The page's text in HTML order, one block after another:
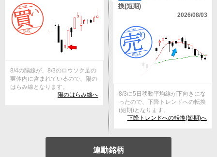
8/4の陽線が、8/3のロウソク足の
実体内に含まれているので、陽の
はらみ線となります。
陽のはらみ線へ
換(短期)
2026/08/03
8/3に5日移動平均線が下向きにな
ったので、下降トレンドへの転換
(短期)となります。
下降トレンドへの転換(短期)へ
連動銘柄